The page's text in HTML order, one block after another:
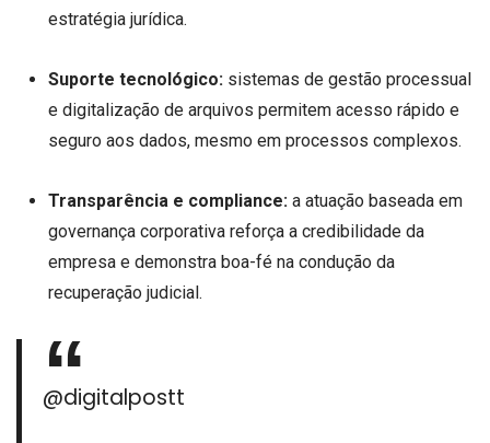
estratégia jurídica.
Suporte tecnológico:sistemas de gestão processual
e digitalização de arquivos permitem acesso rápido e
seguro aos dados, mesmo em processos complexos.
Transparência e compliance:a atuação baseada em
governança corporativa reforça a credibilidade da
empresa e demonstra boa-fé na condução da
recuperação judicial.
@digitalpostt